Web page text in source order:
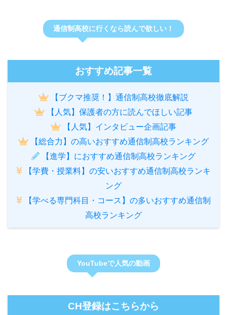
通信制高校に行くなら読んで欲しい！
おすすめ記事一覧
【ブクマ推奨！】通信制高校徹底解説
【人気】保護者の方に読んでほしい記事
【人気】インタビュー企画記事
【総合力】の高いおすすめ通信制高校ランキング
【進学】におすすめ通信制高校ランキング
【学費・授業料】の安いおすすめ通信制高校ランキ
ング
【学べる専門科目・コース】の多いおすすめ通信制
高校ランキング
YouTubeで人気の動画
CH登録はこちらから